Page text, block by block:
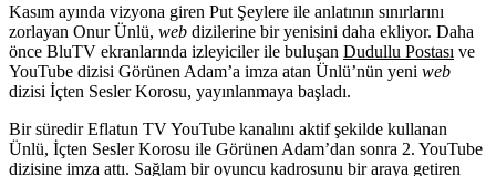
Kasım ayında vizyona giren Put Şeylere ile anlatının sınırlarını
zorlayan Onur Ünlü, web dizilerine bir yenisini daha ekliyor. Daha
önce BluTV ekranlarında izleyiciler ile buluşan Dudullu Postası ve
YouTube dizisi Görünen Adam’a imza atan Ünlü’nün yeni web
dizisi İçten Sesler Korosu, yayınlanmaya başladı.
Bir süredir Eflatun TV YouTube kanalını aktif şekilde kullanan
Ünlü, İçten Sesler Korosu ile Görünen Adam’dan sonra 2. YouTube
dizisine imza attı. Sağlam bir oyuncu kadrosunu bir araya getiren